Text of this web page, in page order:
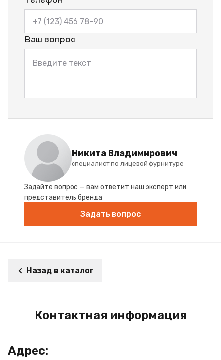
Ваш вопрос
Никита Владимирович
специалист по лицевой фурнитуре
Задайте вопрос — вам ответит наш эксперт или
представитель бренда
Задать вопрос
Назад в каталог
Контактная информация
Адрес: